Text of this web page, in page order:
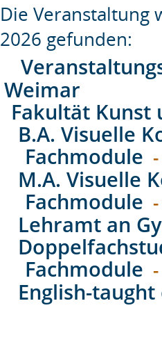
Die Veranstaltung
2026 gefunden:
Weimar
Fakultät Kunst
B.A. Visuelle
Fachmodule
M.A. Visuelle
Fachmodule
Lehramt an
Fachmodule
English-